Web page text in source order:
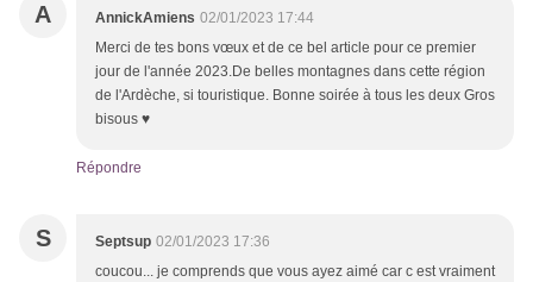
A AnnickAmiens 02/01/2023 17:44
Merci de tes bons vœux et de ce bel article pour ce premier
jour de l'année 2023.De belles montagnes dans cette région
de l'Ardèche, si touristique. Bonne soirée à tous les deux Gros
bisous ♥
Répondre
S Septsup 02/01/2023 17:36
coucou... je comprends que vous ayez aimé car c est vraiment